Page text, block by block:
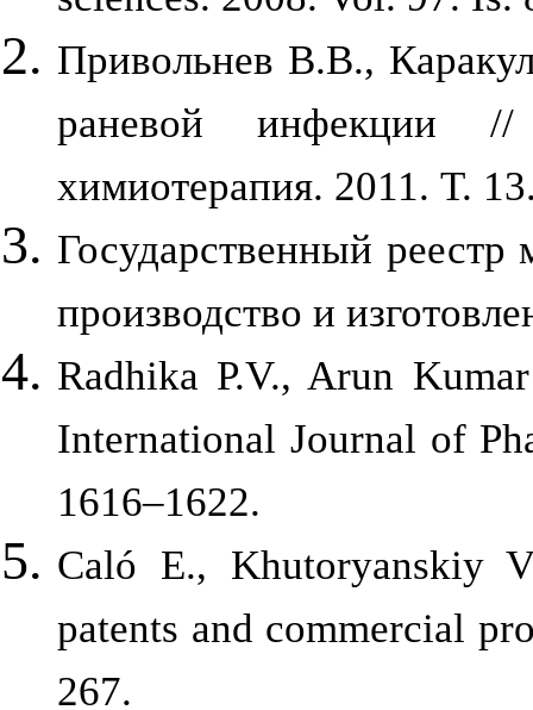
Привольнев В.В.,
раневой инфекции //
химиотерапия. 2011. Т.
Государственный
производство и
Radhika P.V., Arun
International Journal of
1616–1622.
Caló E., Khutoryanskiy
patents and commercial
267.